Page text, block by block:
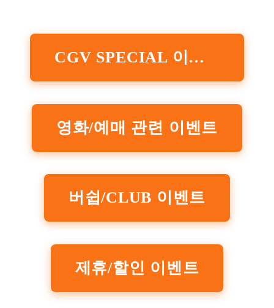
CGV SPECIAL 이벤트
영화/예매 관련 이벤트
버쉽/CLUB 이벤트
제휴/할인 이벤트